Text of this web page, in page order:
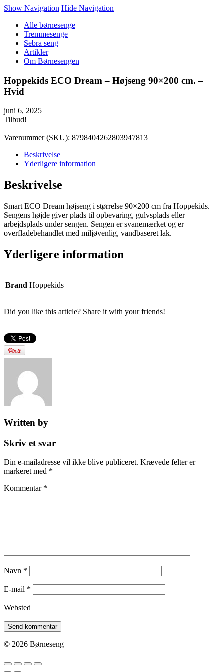
Show Navigation Hide Navigation
Alle børnesenge
Tremmesenge
Sebra seng
Artikler
Om Børnesengen
Hoppekids ECO Dream – Højseng 90×200 cm. –
Hvid
juni 6, 2025
Tilbud!
Varenummer (SKU): 8798404262803947813
Beskrivelse
Yderligere information
Beskrivelse
Smart ECO Dream højseng i størrelse 90×200 cm fra Hoppekids.
Sengens højde giver plads til opbevaring, gulvsplads eller
arbejdsplads under sengen. Sengen er svanemærket og er
overfladebehandlet med miljøvenlig, vandbaseret lak.
Yderligere information
Brand Hoppekids
Did you like this article? Share it with your friends!
Written by
Skriv et svar
Din e-mailadresse vil ikke blive publiceret. Krævede felter er
markeret med *
Kommentar *
Navn *
E-mail *
Websted
© 2026 Børneseng